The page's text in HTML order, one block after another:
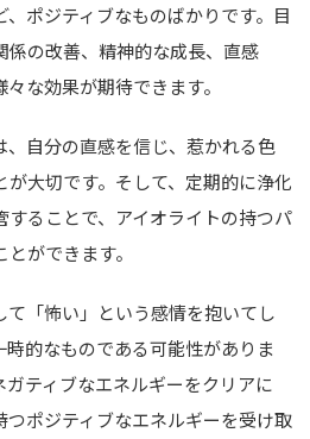
ポジティブなものばかりです。目
係の改善、精神的な成長、直感
な効果が期待できます。
、自分の直感を信じ、惹かれる色
大切です。そして、定期的に浄化
することで、アイオライトの持つパ
ができます。
て「怖い」という感情を抱いてし
時的なものである可能性がありま
ティブなエネルギーをクリアに
つポジティブなエネルギーを受け取